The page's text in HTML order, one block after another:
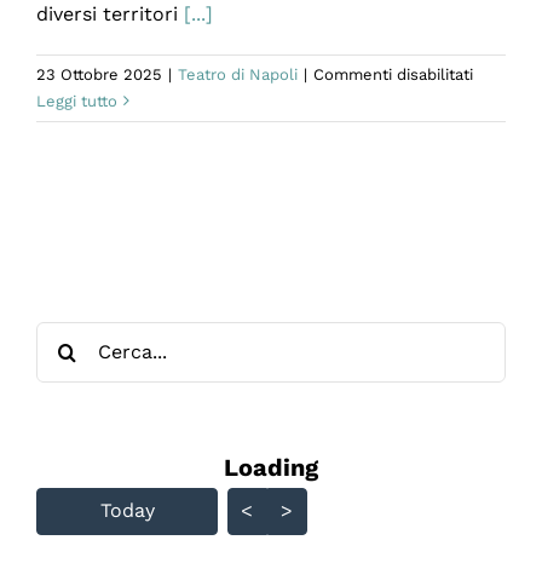
diversi territori [...]
23 Ottobre 2025 | Teatro di Napoli | Commenti disabilitatisu
Leggi tutto
Skip Calendar
Loading - current view is
Loading
Today < >